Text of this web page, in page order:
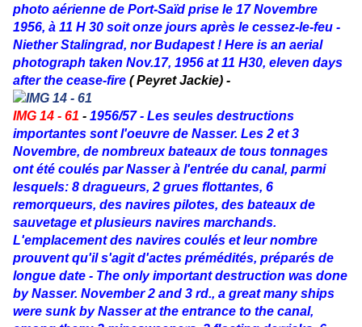
photo aérienne de Port-Saïd prise le 17 Novembre
1956, à 11 H 30 soit onze jours après le cessez-le-feu -
Niether Stalingrad, nor Budapest ! Here is an aerial
photograph taken Nov.17, 1956 at 11 H30, eleven days
after the cease-fire ( Peyret Jackie) -
IMG 14 - 61 - 1956/57 - Les seules destructions
importantes sont l'oeuvre de Nasser. Les 2 et 3
Novembre, de nombreux bateaux de tous tonnages
ont été coulés par Nasser à l'entrée du canal, parmi
lesquels: 8 dragueurs, 2 grues flottantes, 6
remorqueurs, des navires pilotes, des bateaux de
sauvetage et plusieurs navires marchands.
L'emplacement des navires coulés et leur nombre
prouvent qu'il s'agit d'actes prémédités, préparés de
longue date - The only important destruction was done
by Nasser. November 2 and 3 rd., a great many ships
were sunk by Nasser at the entrance to the canal,